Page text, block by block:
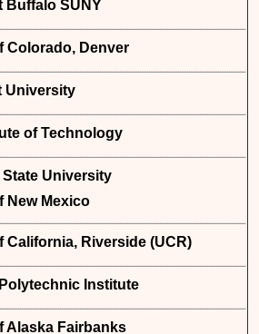
Buffalo SUNY
Colorado, Denver
University
of Technology
University
New Mexico
California, Riverside (UCR)
Institute
Alaska Fairbanks